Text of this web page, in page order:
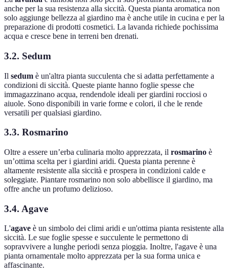
anche per la sua resistenza alla siccità. Questa pianta aromatica non
solo aggiunge bellezza al giardino ma è anche utile in cucina e per la
preparazione di prodotti cosmetici. La lavanda richiede pochissima
acqua e cresce bene in terreni ben drenati.
3.2. Sedum
Il sedum è un'altra pianta succulenta che si adatta perfettamente a
condizioni di siccità. Queste piante hanno foglie spesse che
immagazzinano acqua, rendendole ideali per giardini rocciosi o
aiuole. Sono disponibili in varie forme e colori, il che le rende
versatili per qualsiasi giardino.
3.3. Rosmarino
Oltre a essere un’erba culinaria molto apprezzata, il rosmarino è
un’ottima scelta per i giardini aridi. Questa pianta perenne è
altamente resistente alla siccità e prospera in condizioni calde e
soleggiate. Piantare rosmarino non solo abbellisce il giardino, ma
offre anche un profumo delizioso.
3.4. Agave
L'agave è un simbolo dei climi aridi e un'ottima pianta resistente alla
siccità. Le sue foglie spesse e succulente le permettono di
sopravvivere a lunghe periodi senza pioggia. Inoltre, l'agave è una
pianta ornamentale molto apprezzata per la sua forma unica e
affascinante.